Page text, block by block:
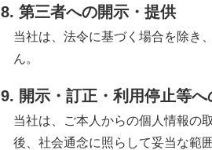
8. 第三者への開示・提供
当社は、法令に基づく場合を除き
ん。
9. 開示・訂正・利用停止等へ
当社は、ご本人からの個人情報の
後、社会通念に照らして妥当な範